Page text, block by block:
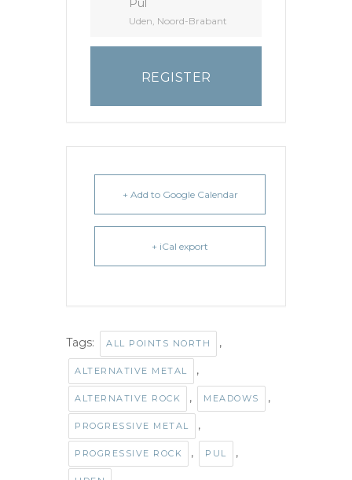
Pul
Uden, Noord-Brabant
REGISTER
+ Add to Google Calendar
+ iCal export
Tags: ALL POINTS NORTH ,
ALTERNATIVE METAL ,
ALTERNATIVE ROCK , MEADOWS ,
PROGRESSIVE METAL ,
PROGRESSIVE ROCK , PUL ,